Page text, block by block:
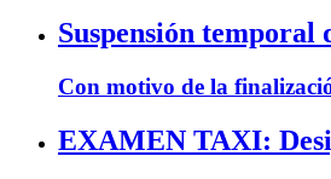
Suspensión temporal
Con motivo de la
EXAMEN TAXI: